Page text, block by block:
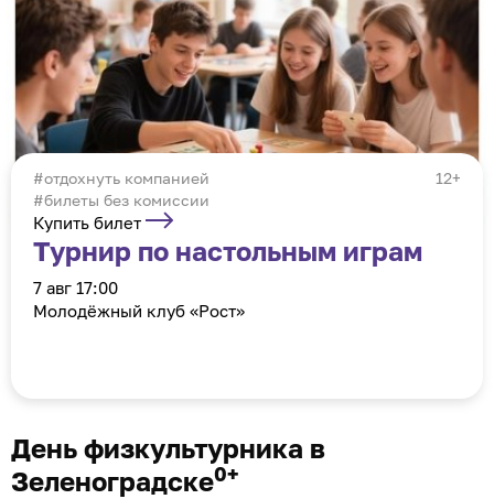
12+
отдохнуть компанией
#билеты без комиссии
Купить билет
Турнир по настольным играм
7 авг 17:00
Молодёжный клуб «Рост»
День физкультурника в
Зеленоградске0+